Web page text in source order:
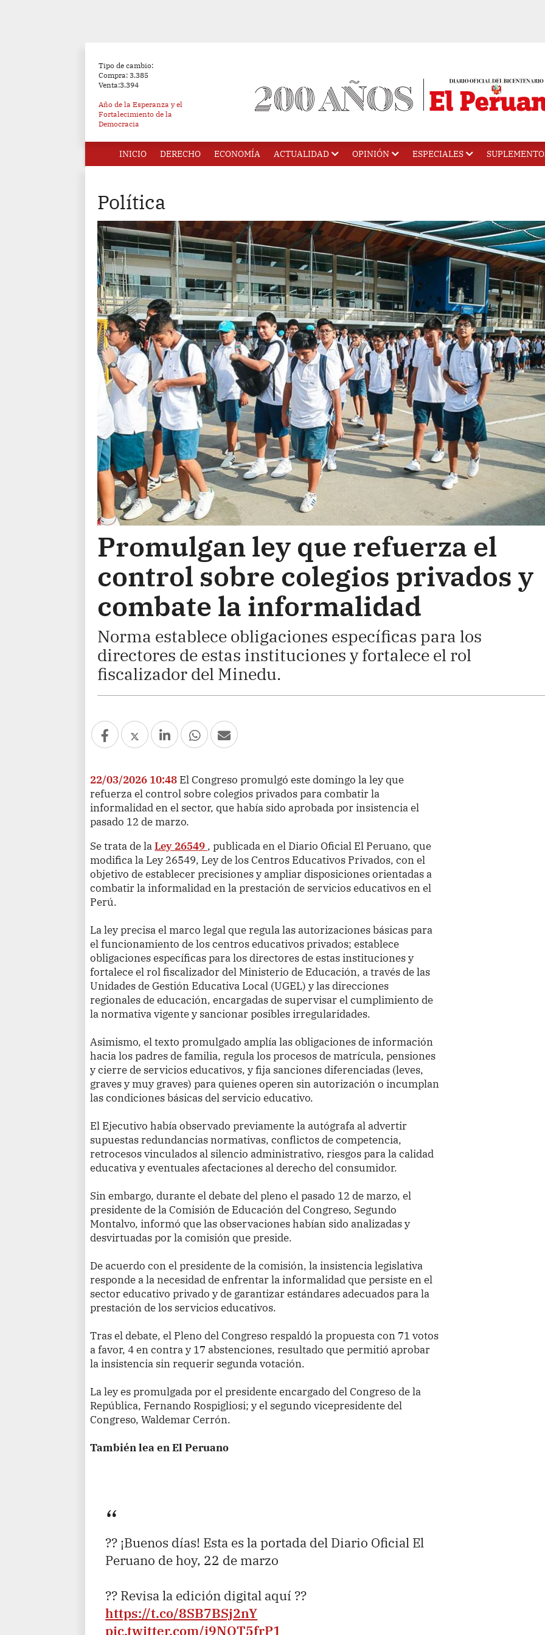
Tipo de cambio:
Compra: 3.385
Venta:3.394
Año de la Esperanza y el
Fortalecimiento de la
Democracia
INICIO DERECHO ECONOMÍA ACTUALIDAD OPINIÓN ESPECIALES
Política
Promulgan ley que refuerza el
control sobre colegios privados y
combate la informalidad
Norma establece obligaciones específicas para los
directores de estas instituciones y fortalece el rol
fiscalizador del Minedu.
22/03/2026 10:48 El Congreso promulgó este domingo la ley que
refuerza el control sobre colegios privados para combatir la
informalidad en el sector, que había sido aprobada por insistencia el
pasado 12 de marzo.
Se trata de laLey 26549 , publicada en el Diario Oficial El Peruano, que
modifica la Ley 26549, Ley de los Centros Educativos Privados, con el
objetivo de establecer precisiones y ampliar disposiciones orientadas a
combatir la informalidad en la prestación de servicios educativos en el
Perú.
La ley precisa el marco legal que regula las autorizaciones básicas para
el funcionamiento de los centros educativos privados; establece
obligaciones específicas para los directores de estas instituciones y
fortalece el rol fiscalizador del Ministerio de Educación, a través de las
Unidades de Gestión Educativa Local (UGEL) y las direcciones
regionales de educación, encargadas de supervisar el cumplimiento de
la normativa vigente y sancionar posibles irregularidades.
Asimismo, el texto promulgado amplía las obligaciones de información
hacia los padres de familia, regula los procesos de matrícula, pensiones
y cierre de servicios educativos, y fija sanciones diferenciadas (leves,
graves y muy graves) para quienes operen sin autorización o incumplan
las condiciones básicas del servicio educativo.
El Ejecutivo había observado previamente la autógrafa al advertir
supuestas redundancias normativas, conflictos de competencia,
retrocesos vinculados al silencio administrativo, riesgos para la calidad
educativa y eventuales afectaciones al derecho del consumidor.
Sin embargo, durante el debate del pleno el pasado 12 de marzo, el
presidente de la Comisión de Educación del Congreso, Segundo
Montalvo, informó que las observaciones habían sido analizadas y
desvirtuadas por la comisión que preside.
De acuerdo con el presidente de la comisión, la insistencia legislativa
responde a la necesidad de enfrentar la informalidad que persiste en el
sector educativo privado y de garantizar estándares adecuados para la
prestación de los servicios educativos.
Tras el debate, el Pleno del Congreso respaldó la propuesta con 71 votos
a favor, 4 en contra y 17 abstenciones, resultado que permitió aprobar
la insistencia sin requerir segunda votación.
La ley es promulgada por el presidente encargado del Congreso de la
República, Fernando Rospigliosi; y el segundo vicepresidente del
Congreso, Waldemar Cerrón.
También lea en El Peruano
?? ¡Buenos días! Esta es la portada del Diario Oficial El
Peruano de hoy, 22 de marzo
?? Revisa la edición digital aquí ??
https://t.co/8SB7BSj2nY
pic.twitter.com/i9NOT5frP1